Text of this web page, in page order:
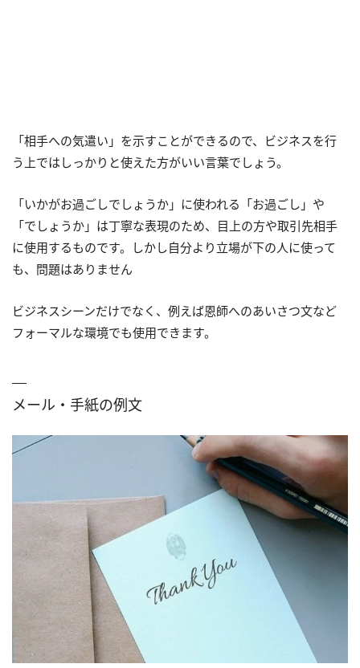
「相手への気遣い」を示すことができるので、ビジネスを行
う上ではしっかりと使えた方がいい言葉でしょう。
「いかがお過ごしでしょうか」に使われる「お過ごし」や
「でしょうか」は丁寧な表現のため、目上の方や取引先相手
に使用するものです。しかし自分より立場が下の人に使って
も、問題はありません
ビジネスシーンだけでなく、例えば恩師へのあいさつ文など
フォーマルな環境でも使用できます。
メール・手紙の例文